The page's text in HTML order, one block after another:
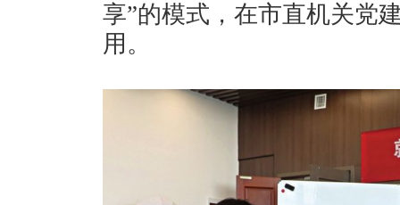
享”的模式，在市直机关党
用。